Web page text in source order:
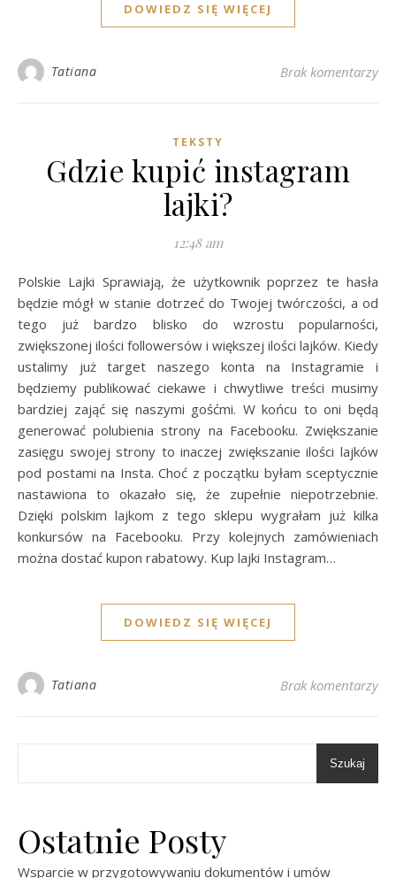
DOWIEDZ SIĘ WIĘCEJ
Tatiana Brak komentarzy
TEKSTY
Gdzie kupić instagram
lajki?
12:48 am
Polskie Lajki Sprawiają, że użytkownik poprzez te hasła
będzie mógł w stanie dotrzeć do Twojej twórczości, a od
tego już bardzo blisko do wzrostu popularności,
zwiększonej ilości followersów i większej ilości lajków. Kiedy
ustalimy już target naszego konta na Instagramie i
będziemy publikować ciekawe i chwytliwe treści musimy
bardziej zająć się naszymi gośćmi. W końcu to oni będą
generować polubienia strony na Facebooku. Zwiększanie
zasięgu swojej strony to inaczej zwiększanie ilości lajków
pod postami na Insta. Choć z początku byłam sceptycznie
nastawiona to okazało się, że zupełnie niepotrzebnie.
Dzięki polskim lajkom z tego sklepu wygrałam już kilka
konkursów na Facebooku. Przy kolejnych zamówieniach
można dostać kupon rabatowy. Kup lajki Instagram…
DOWIEDZ SIĘ WIĘCEJ
Tatiana Brak komentarzy
Szukaj
Ostatnie Posty
Wsparcie w przygotowywaniu dokumentów i umów